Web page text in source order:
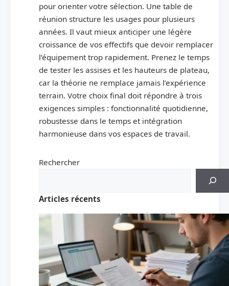
pour orienter votre sélection. Une table de
réunion structure les usages pour plusieurs
années. Il vaut mieux anticiper une légère
croissance de vos effectifs que devoir remplacer
l’équipement trop rapidement. Prenez le temps
de tester les assises et les hauteurs de plateau,
car la théorie ne remplace jamais l’expérience
terrain. Votre choix final doit répondre à trois
exigences simples : fonctionnalité quotidienne,
robustesse dans le temps et intégration
harmonieuse dans vos espaces de travail.
Rechercher
Articles récents